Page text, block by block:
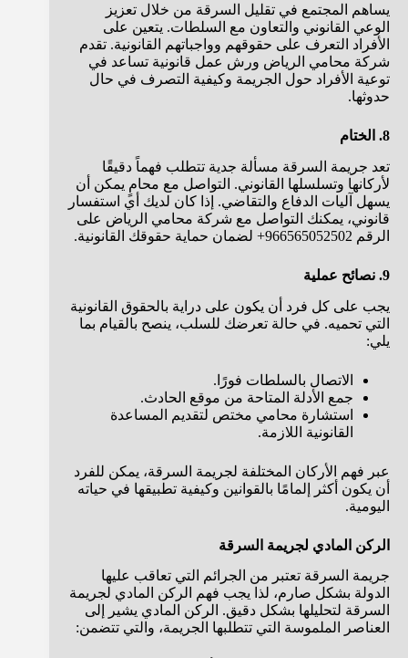
يساهم المجتمع في تقليل السرقة من خلال تعزيز
الوعي القانوني والتعاون مع السلطات. يتعين على
الأفراد التعرف على حقوقهم وواجباتهم القانونية. تقدم
شركة محامي الرياض ورش عمل قانونية تساعد في
توعية الأفراد حول الجريمة وكيفية التصرف في حال
حدوثها.
8. الختام
تعد جريمة السرقة مسألة جدية تتطلب فهماً دقيقًا
لأركانها وتسلسلها القانوني. التواصل مع محامٍ يمكن أن
يسهل آليات الدفاع والتقاضي. إذا كان لديك أي استفسار
قانوني، يمكنك التواصل مع شركة محامي الرياض على
الرقم 966565052502+ لضمان حماية حقوقك القانونية.
9. نصائح عملية
يجب على كل فرد أن يكون على دراية بالحقوق القانونية
التي تحميه. في حالة تعرضك للسلب، ينصح بالقيام بما
يلي:
الاتصال بالسلطات فورًا.
جمع الأدلة المتاحة من موقع الحادث.
استشارة محامي مختص لتقديم المساعدة
القانونية اللازمة.
عبر فهم الأركان المختلفة لجريمة السرقة، يمكن للفرد
أن يكون أكثر إلمامًا بالقوانين وكيفية تطبيقها في حياته
اليومية.
الركن المادي لجريمة السرقة
جريمة السرقة تعتبر من الجرائم التي تعاقب عليها
الدولة بشكل صارم، لذا يجب فهم الركن المادي لجريمة
السرقة لتحليلها بشكل دقيق. الركن المادي يشير إلى
العناصر الملموسة التي تتطلبها الجريمة، والتي تتضمن: